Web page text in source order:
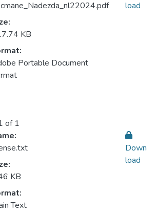
KB
Portable Document
load
of 1
KB
Text
Down
load